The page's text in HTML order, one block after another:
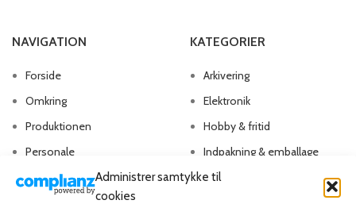
Administrer samtykke til
cookies
NAVIGATION
Forside
Omkring
Produktionen
Personale
Kontakt os
KATEGORIER
Arkivering
Elektronik
Hobby & fritid
Indpakning & emballage
Kontorartikler